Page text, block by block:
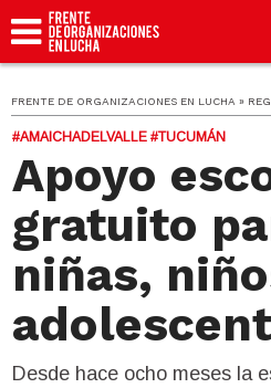
FRENTE DE ORGANIZACIONES EN LUCHA »
#AMAICHADELVALLE #TUCUMÁN
Apoyo
gratuito
niñas,
Desde hace ocho meses la